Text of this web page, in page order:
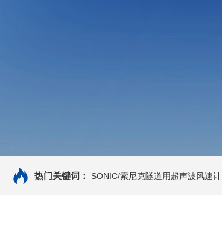
热门关键词： SONIC/索尼克隧道用超声波风速计